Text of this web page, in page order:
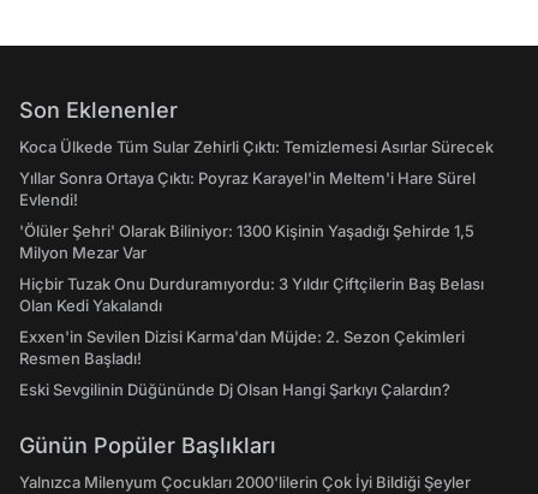
Son Eklenenler
Koca Ülkede Tüm Sular Zehirli Çıktı: Temizlemesi Asırlar Sürecek
Yıllar Sonra Ortaya Çıktı: Poyraz Karayel'in Meltem'i Hare Sürel
Evlendi!
'Ölüler Şehri' Olarak Biliniyor: 1300 Kişinin Yaşadığı Şehirde 1,5
Milyon Mezar Var
Hiçbir Tuzak Onu Durduramıyordu: 3 Yıldır Çiftçilerin Baş Belası
Olan Kedi Yakalandı
Exxen'in Sevilen Dizisi Karma'dan Müjde: 2. Sezon Çekimleri
Resmen Başladı!
Eski Sevgilinin Düğününde Dj Olsan Hangi Şarkıyı Çalardın?
Günün Popüler Başlıkları
Yalnızca Milenyum Çocukları 2000'lilerin Çok İyi Bildiği Şeyler